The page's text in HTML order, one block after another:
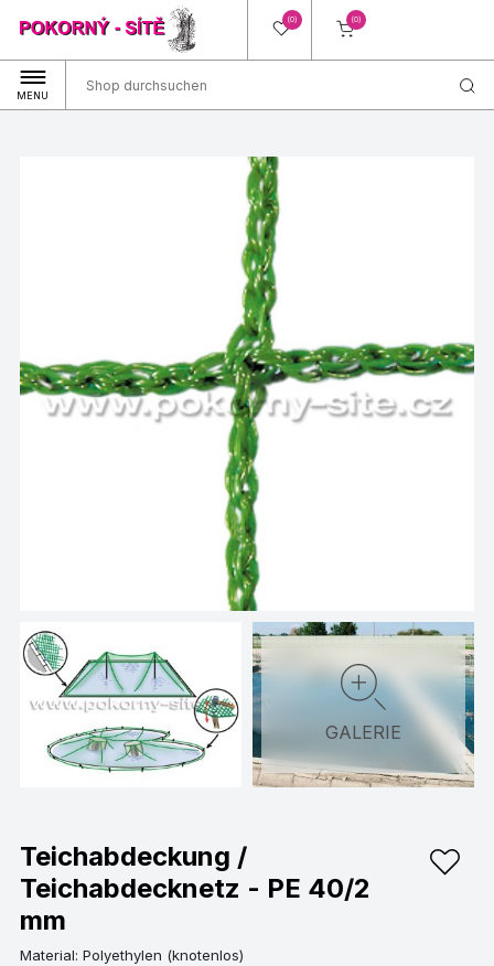
(0) (0)
MENU
GALERIE
Teichabdeckung /
Teichabdecknetz - PE 40/2
mm
Material: Polyethylen (knotenlos)